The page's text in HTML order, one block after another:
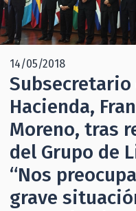
14/05/2018
Subsecretario
Hacienda,
Moreno, tras
del Grupo de
“Nos
grave